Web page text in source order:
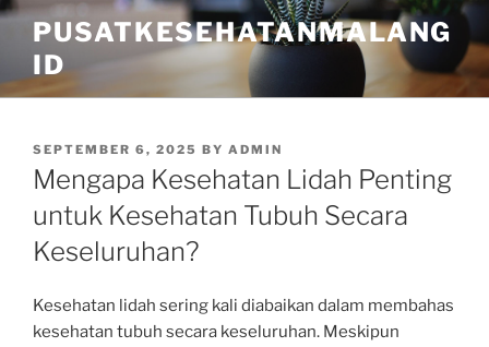
Skip
content
PUSATKESEHATANMALANG
ID
POSTED
ON
SEPTEMBER 6, 2025 BY ADMIN
Mengapa Kesehatan Lidah Penting
untuk Kesehatan Tubuh Secara
Keseluruhan?
Kesehatan lidah sering kali diabaikan dalam membahas
kesehatan tubuh secara keseluruhan. Meskipun